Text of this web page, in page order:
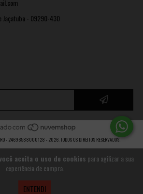
aceita o uso de cookies para agilizar a sua
experiência de compra.
ENTENDI
Jaçatuba - 09290-430
- 24696588000128 - 2026. TODOS OS DIREITOS RESERVADOS.